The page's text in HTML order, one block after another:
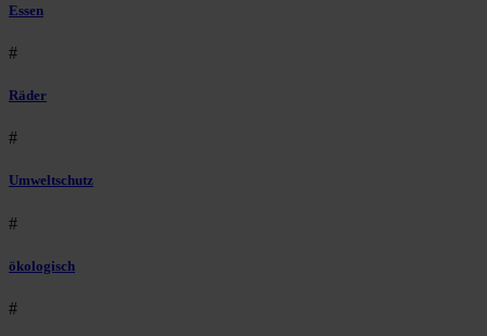
Essen
#
Räder
#
Umweltschutz
#
ökologisch
#